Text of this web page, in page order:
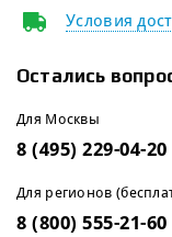
Условия
Остались
Для Москвы
8 (495) 229-04-20
Для регионов
8 (800) 555-21-60